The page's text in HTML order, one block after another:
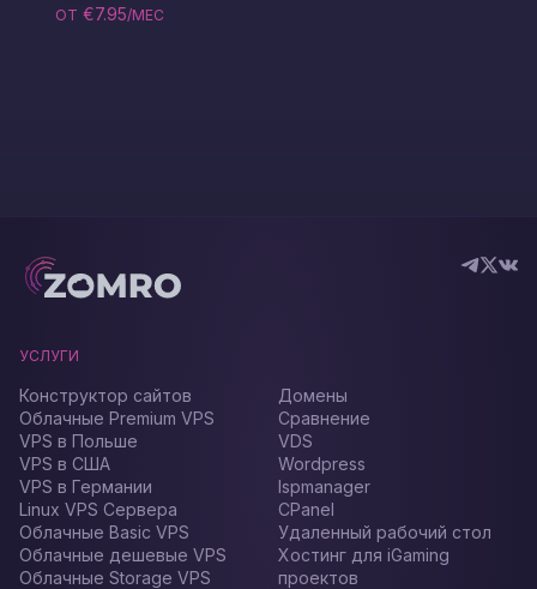
ОТ €7.95/МЕС
УСЛУГИ
Конструктор сайтов
Облачные Premium VPS
VPS в Польше
VPS в США
VPS в Германии
Linux VPS Сервера
Облачные Basic VPS
Облачные дешевые VPS
Облачные Storage VPS
Домены
Сравнение
VDS
Wordpress
Ispmanager
CPanel
Удаленный рабочий стол
Хостинг для iGaming
проектов